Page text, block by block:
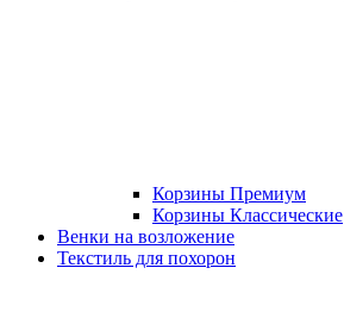
Корзины Премиум
Корзины Классические
Венки на возложение
Текстиль для похорон